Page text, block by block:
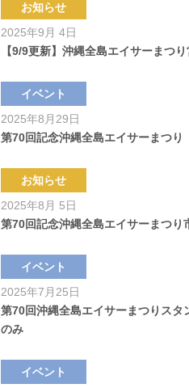
お知らせ
2025年9月 4日
【9/9更新】沖縄全島エイサーまつ
イベント
2025年8月29日
第70回記念沖縄全島エイサーまつり
お知らせ
2025年8月 5日
第70回記念沖縄全島エイサーまつり
イベント
2025年7月25日
第70回沖縄全島エイサーまつりス
のみ
イベント